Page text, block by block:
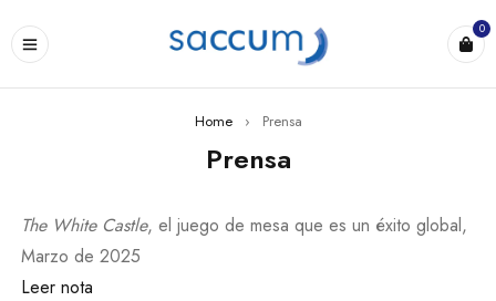
0
Home › Prensa
Prensa
The White Castle, el juego de mesa que es un éxito global,
Marzo de 2025
Leer nota